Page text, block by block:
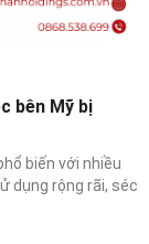
bên Mỹ bị
biến với nhiều
dụng rộng rãi, séc